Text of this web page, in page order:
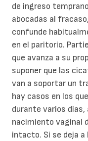
de ingreso
abocadas al
confunde
en el paritorio.
que avanza a su
suponer que las
van a soportar un
hay casos en los
durante varios días,
nacimiento vaginal
intacto. Si se deja